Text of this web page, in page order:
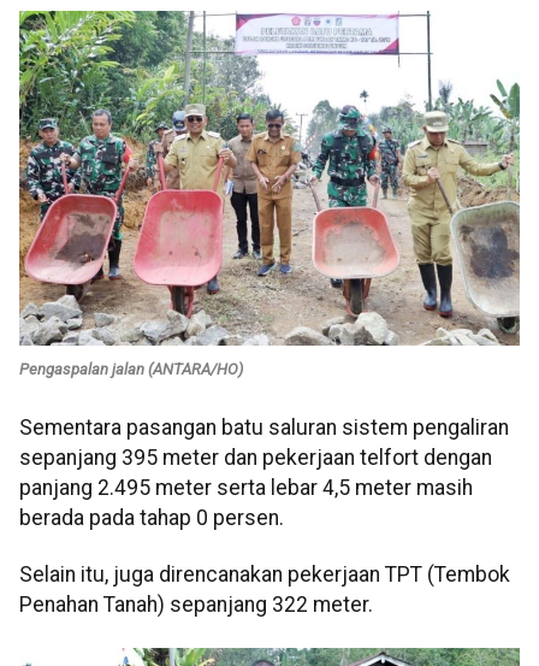
Pengaspalan jalan (ANTARA/HO)
Sementara pasangan batu saluran sistem pengaliran
sepanjang 395 meter dan pekerjaan telfort dengan
panjang 2.495 meter serta lebar 4,5 meter masih
berada pada tahap 0 persen.
Selain itu, juga direncanakan pekerjaan TPT (Tembok
Penahan Tanah) sepanjang 322 meter.